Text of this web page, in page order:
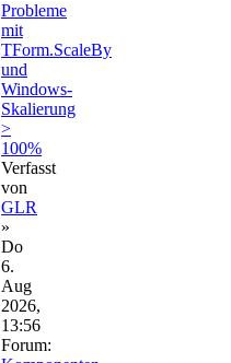
Probleme
mit
TForm.ScaleBy
und
Windows-
Skalierung
>
100%
Verfasst
von
GLR
»
Do
6.
Aug
2026,
13:56
Forum: